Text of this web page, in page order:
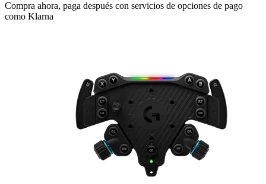
Compra ahora, paga después con servicios de opciones de pago
como Klarna